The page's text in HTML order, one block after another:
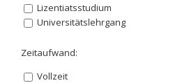
Lizentiatsstudium
Universitätslehrgang
Zeitaufwand:
Vollzeit